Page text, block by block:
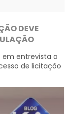
DEVE
em entrevista a
de licitação